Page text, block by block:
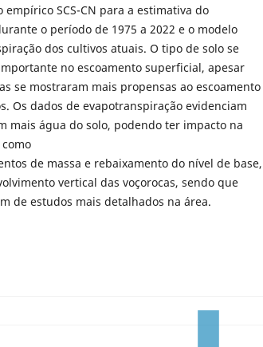
empírico SCS-CN para a estimativa do
o período de 1975 a 2022 e o modelo
dos cultivos atuais. O tipo de solo se
no escoamento superficial, apesar
se mostraram mais propensas ao escoamento
Os dados de evapotranspiração evidenciam
mais água do solo, podendo ter impacto na
de massa e rebaixamento do nível de base,
vertical das voçorocas, sendo que
de estudos mais detalhados na área.